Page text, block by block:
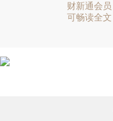
财新通会员
可畅读全文